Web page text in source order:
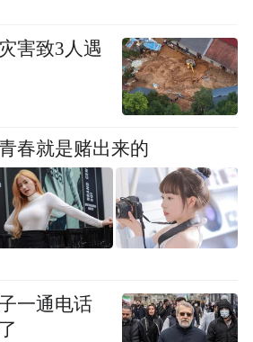
害致3人遇
春就是赌出来的
一通电话